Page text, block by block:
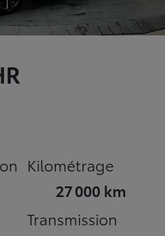
Kilométrage
27 000 km
Transmission